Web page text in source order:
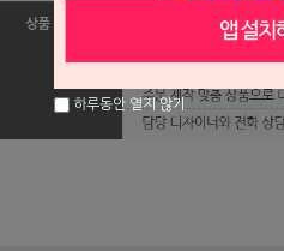
하루동안 열지 않기